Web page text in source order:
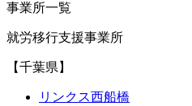
事業所一覧
就労移行支援事業所
【千葉県】
リンクス西船橋